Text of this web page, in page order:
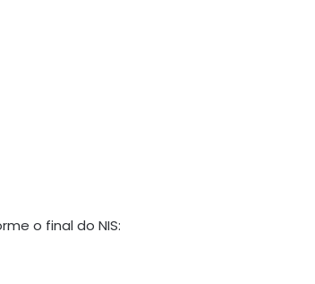
o final do NIS: